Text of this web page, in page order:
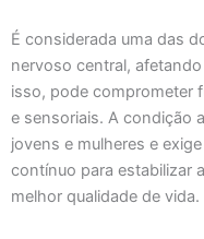
É considerada uma das
nervoso central,
isso, pode comprometer
e sensoriais. A condição
jovens e mulheres e
contínuo para estabilizar
melhor qualidade de vida.